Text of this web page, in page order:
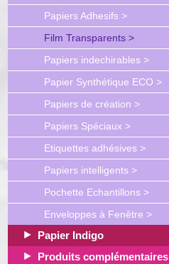
Papiers Adhesifs >
Film Transparents >
Papiers indechirables >
Papier Synthétique ECO >
Papiers de création >
Papiers Spéciaux >
Etiquettes adhésives >
Papiers intelligents >
Pochette Echantillons >
Enveloppes à Fenêtre >
Papier Indigo
Produits complémentaires